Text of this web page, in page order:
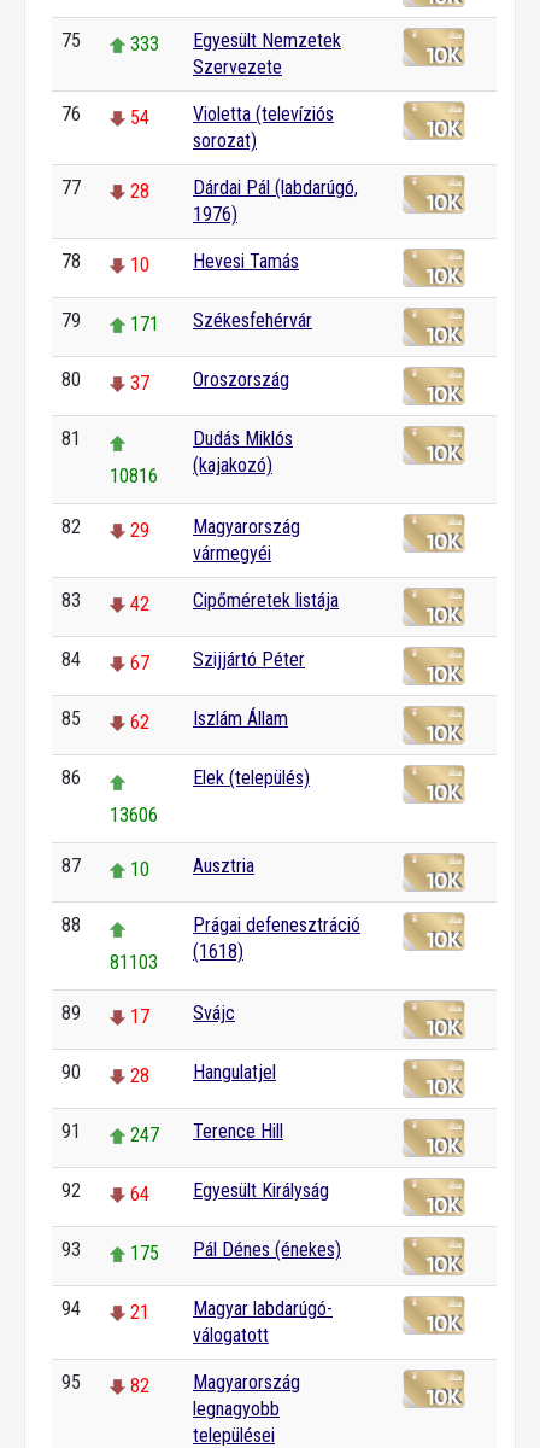
75 333
Egyesült Nemzetek
Szervezete
76 54
Violetta (televíziós
sorozat)
77 28
Dárdai Pál (labdarúgó,
1976)
78 10 Hevesi Tamás
79 171 Székesfehérvár
80 37 Oroszország
81
10816
Dudás Miklós
(kajakozó)
82 29
Magyarország
vármegyéi
83 42 Cipőméretek listája
84 67 Szijjártó Péter
85 62 Iszlám Állam
86
13606
Elek (település)
87 10 Ausztria
88
81103
Prágai defenesztráció
(1618)
89 17 Svájc
90 28 Hangulatjel
91 247 Terence Hill
92 64 Egyesült Királyság
93 175 Pál Dénes (énekes)
94 21
Magyar labdarúgó-
válogatott
95 82
Magyarország
legnagyobb
települései